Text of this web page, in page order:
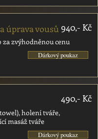
úprava vousů 940,- Kč
za zvýhodněnou cenu
Dárkový poukaz
490,- Kč
holení tváře,
masáž tváře
Dárkový poukaz